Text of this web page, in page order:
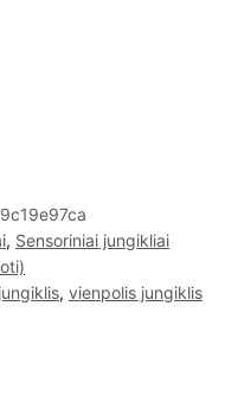
, Sensoriniai jungikliai
, vienpolis jungiklis